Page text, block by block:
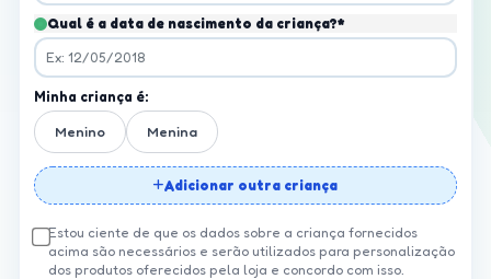
Qual é a data de nascimento da criança?*
Minha criança é:
Menino Menina
Adicionar outra criança
Estou ciente de que os dados sobre a criança fornecidos
acima são necessários e serão utilizados para personalização
dos produtos oferecidos pela loja e concordo com isso.